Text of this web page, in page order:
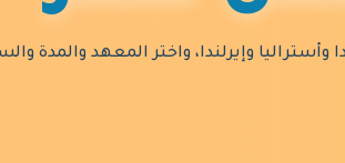
وأستراليا وإيرلندا، واختر المعهد والمدة